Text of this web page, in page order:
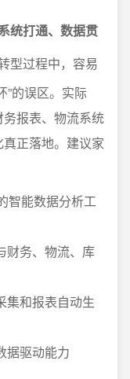
统打通、数据贯
型过程中，容易
”的误区。实际
报表、物流系统
正落地。建议家
智能数据分析工
财务、物流、库
集和报表自动生
据驱动能力